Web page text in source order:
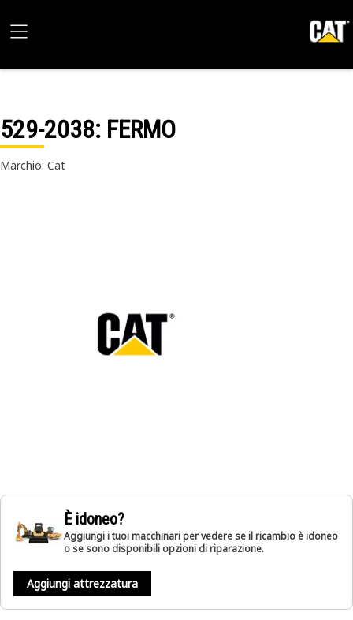
529-2038: FERMO
Marchio: Cat
È idoneo?
Aggiungi i tuoi macchinari per vedere se il ricambio è idoneo
o se sono disponibili opzioni di riparazione.
Aggiungi attrezzatura